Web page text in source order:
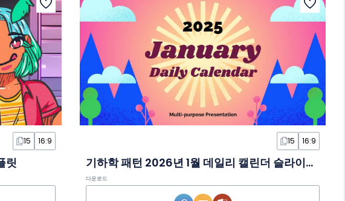
15 16:9
릿
15 16:9
기하학 패턴 2026년 1월 데일리 캘린더 슬라이드 템플릿
다운로드